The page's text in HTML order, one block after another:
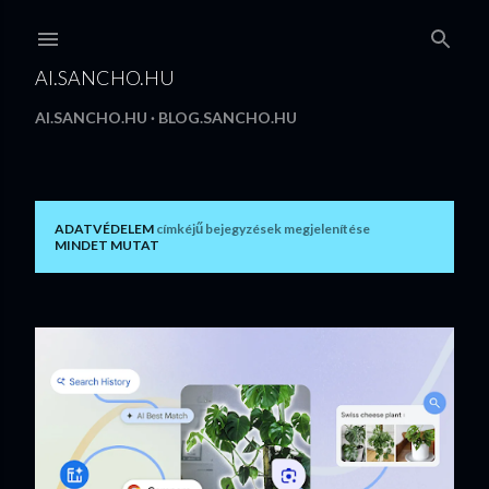
AI.SANCHO.HU
AI.SANCHO.HU BLOG.SANCHO.HU
B
j
ADATVÉDELEM címkéjű bejegyzések megjelenítése
MINDET MUTAT